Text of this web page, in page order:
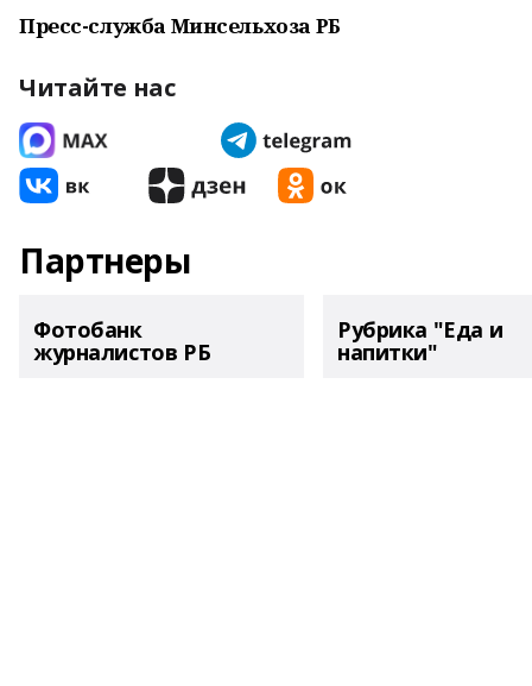
Пресс-служба Минсельхоза РБ
Читайте нас
Партнеры
Фотобанк
журналистов РБ
Рубрика "Еда и
напитки"